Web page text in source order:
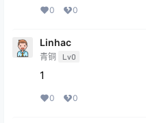
0 0
Linhac
青铜 Lv0
1
0 0